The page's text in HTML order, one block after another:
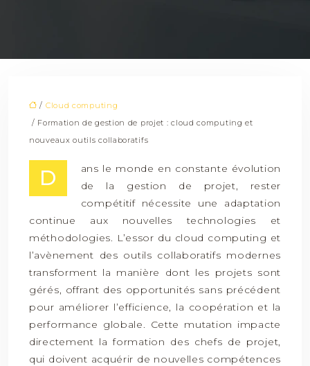
/ Cloud computing
/ Formation de gestion de projet : cloud computing et
nouveaux outils collaboratifs
D
ans le monde en constante évolution
de la gestion de projet, rester
compétitif nécessite une adaptation
continue aux nouvelles technologies et
méthodologies. L’essor du cloud computing et
l’avènement des outils collaboratifs modernes
transforment la manière dont les projets sont
gérés, offrant des opportunités sans précédent
pour améliorer l’efficience, la coopération et la
performance globale. Cette mutation impacte
directement la formation des chefs de projet,
qui doivent acquérir de nouvelles compétences